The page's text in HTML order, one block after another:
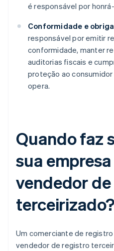
é responsável por
Conformidade e
responsável por emitir
conformidade, manter
auditorias fiscais e
proteção ao
opera.
Quando faz
sua
vendedor
terceirizado?
Um comerciante de
vendedor de registro